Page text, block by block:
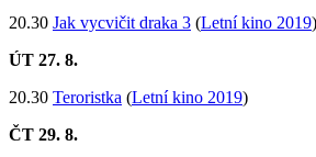
20.30 Jak vycvičit draka 3 (Letní kino 2019)
ÚT 27. 8.
20.30 Teroristka (Letní kino 2019)
ČT 29. 8.